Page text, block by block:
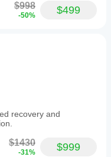
$998
-50% $499
recovery and
$1430
-31% $999